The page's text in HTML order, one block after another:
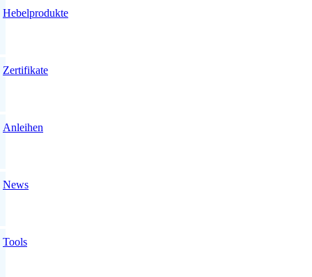
Hebelprodukte
Zertifikate
Anleihen
News
Tools